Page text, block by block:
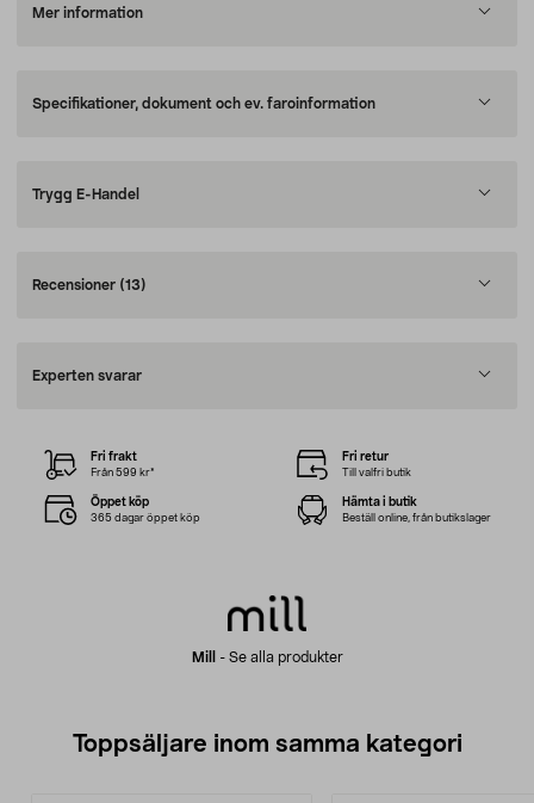
Mer information
Specifikationer, dokument och ev. faroinformation
Trygg E-Handel
Recensioner (13)
Experten svarar
Mill - Se alla produkter
Fri frakt
Från 599 kr*
Fri retur
Till valfri butik
Öppet köp
365 dagar öppet köp
Hämta i butik
Beställ online, från butikslager
Toppsäljare inom samma kategori